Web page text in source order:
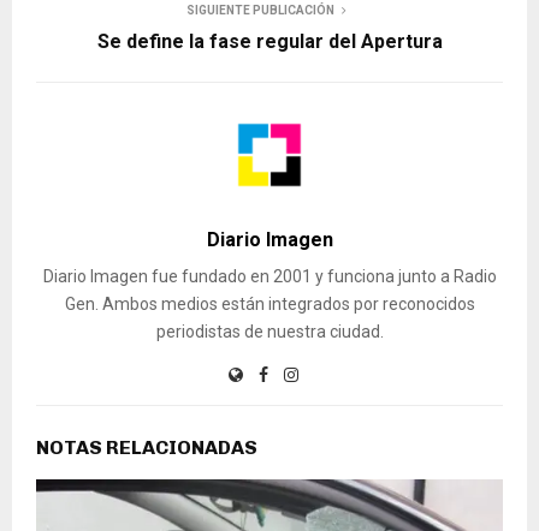
SIGUIENTE PUBLICACIÓN
Se define la fase regular del Apertura
Diario Imagen
Diario Imagen fue fundado en 2001 y funciona junto a Radio
Gen. Ambos medios están integrados por reconocidos
periodistas de nuestra ciudad.
NOTAS RELACIONADAS